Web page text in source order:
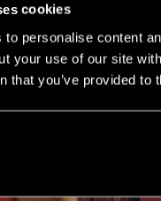
cookies
to personalise content
your use of our site
that you’ve provided